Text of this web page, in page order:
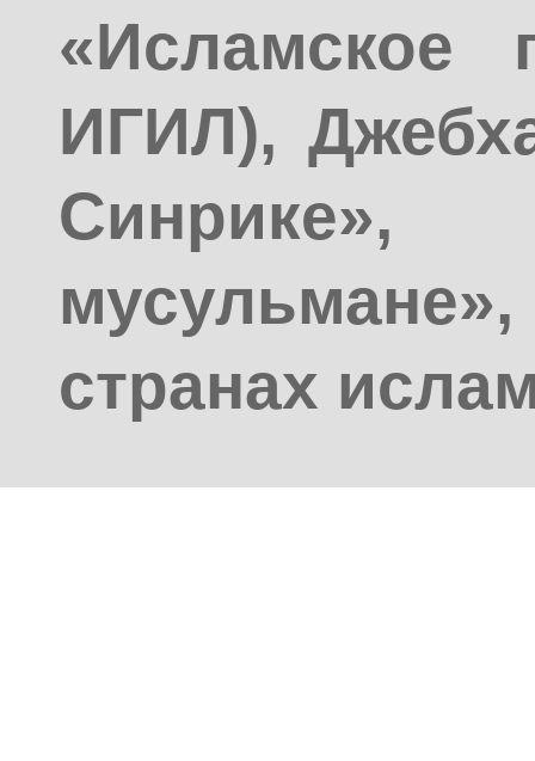
«Исламское
ИГИЛ),
странах